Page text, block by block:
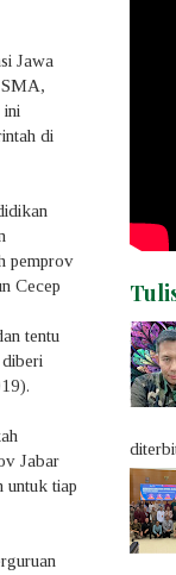
Jawa
SMA,
di
pemprov
Cecep
tentu
Jabar
untuk tiap